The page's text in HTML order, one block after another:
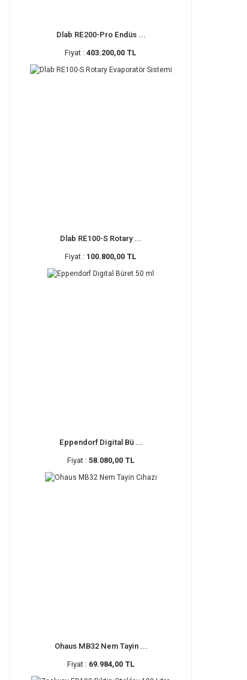
Dlab RE200-Pro Endüs ...
Fiyat :403.200,00 TL
Dlab RE100-S Rotary ...
Fiyat : 100.800,00 TL
Eppendorf Digital Bü ...
Fiyat :58.080,00 TL
Ohaus MB32 Nem Tayin ...
Fiyat : 69.984,00 TL